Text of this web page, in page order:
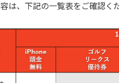
は、下記の一覧表をご確認く